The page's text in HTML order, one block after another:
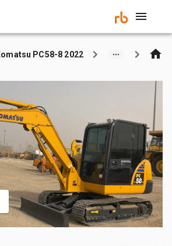
2022 Komatsu PC58-8 حفارة صغيرة